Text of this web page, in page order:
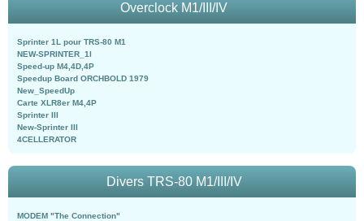
Overclock M1/III/IV
Sprinter 1L pour TRS-80 M1
NEW-SPRINTER_1l
Speed-up M4,4D,4P
Speedup Board ORCHBOLD 1979
New_SpeedUp
Carte XLR8er M4,4P
Sprinter III
New-Sprinter III
4CELLERATOR
Divers TRS-80 M1/III/IV
MODEM "The Connection"